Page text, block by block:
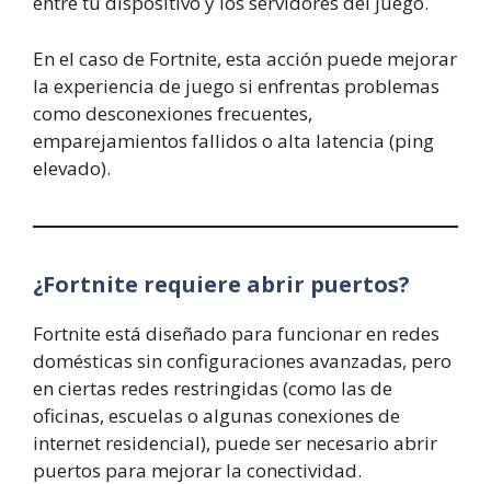
En el caso de Fortnite, esta acción puede mejorar
la experiencia de juego si enfrentas problemas
como desconexiones frecuentes,
emparejamientos fallidos o alta latencia (ping
elevado).
¿Fortnite requiere abrir puertos?
Fortnite está diseñado para funcionar en redes
domésticas sin configuraciones avanzadas, pero
en ciertas redes restringidas (como las de
oficinas, escuelas o algunas conexiones de
internet residencial), puede ser necesario abrir
puertos para mejorar la conectividad.